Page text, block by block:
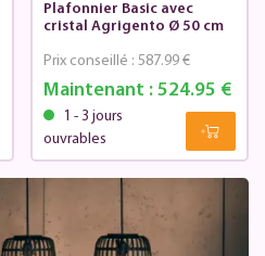
Plafonnier Basic avec
cristal Agrigento Ø 50 cm
Maintenant : 524.95 €
Prix conseillé : 587.99 €
1 - 3 jours
ouvrables